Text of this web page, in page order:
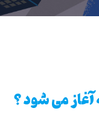
می شود ؟